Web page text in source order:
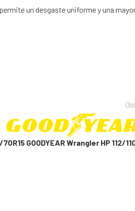
un desgaste uniforme y una
GOODYEAR Wrangler HP 112/